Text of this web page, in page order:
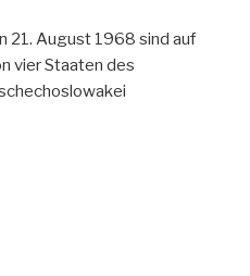
21. August 1968 sind auf
vier Staaten des